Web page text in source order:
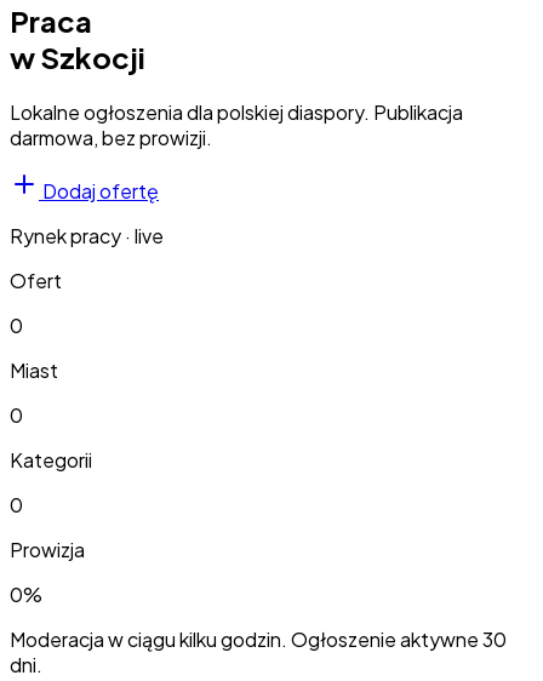
Praca
w Szkocji
Lokalne ogłoszenia dla polskiej diaspory. Publikacja
darmowa, bez prowizji.
Dodaj ofertę
Rynek pracy · live
Ofert
0
Miast
0
Kategorii
0
Prowizja
0%
Moderacja w ciągu kilku godzin. Ogłoszenie aktywne 30
dni.